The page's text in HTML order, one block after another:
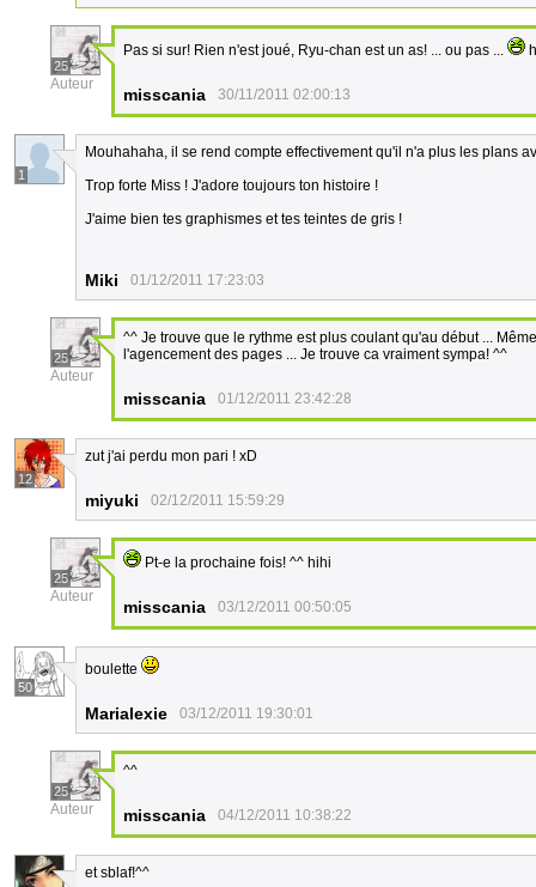
25
Auteur
Pas si sur! Rien n'est joué, Ryu-chan est un as! ... ou pas ...
misscania 30/11/2011 02:00:13
1
Mouhahaha, il se rend compte effectivement qu'il n'a plus les plans
Trop forte Miss ! J'adore toujours ton histoire !
J'aime bien tes graphismes et tes teintes de gris !
Miki 01/12/2011 17:23:03
25
Auteur
^^ Je trouve que le rythme est plus coulant qu'au début ...
l'agencement des pages ... Je trouve ca vraiment sympa! ^^
misscania 01/12/2011 23:42:28
12
zut j'ai perdu mon pari ! xD
miyuki 02/12/2011 15:59:29
25
Auteur
Pt-e la prochaine fois! ^^ hihi
misscania 03/12/2011 00:50:05
50
boulette
Marialexie 03/12/2011 19:30:01
25
Auteur
^^
misscania 04/12/2011 10:38:22
et sblaf!^^